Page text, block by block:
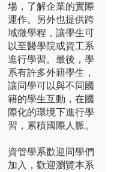
場，了解企業的實際
運作。另外也提供跨
域微學程，讓學生可
以至醫學院或資工系
進行學習。最後，學
系有許多外籍學生，
讓同學可以與不同國
籍的學生互動，在國
際化的環境下進行學
習，累積國際人脈。
資管學系歡迎同學們
加入，歡迎瀏覽本系